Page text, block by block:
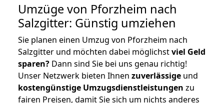
Umzüge von Pforzheim nach
Salzgitter: Günstig umziehen
Sie planen einen Umzug von Pforzheim nach
Salzgitter und möchten dabei möglichstviel Geld
sparen? Dann sind Sie bei uns genau richtig!
Unser Netzwerk bieten Ihnen zuverlässige und
kostengünstige Umzugsdienstleistungen zu
fairen Preisen, damit Sie sich um nichts anderes